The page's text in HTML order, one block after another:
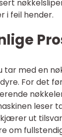
i feil hender.
tar med en
For det
leser
ut
om